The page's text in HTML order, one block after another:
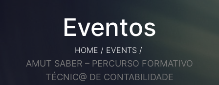
HOME / EVENTS /
AMUT SABER – PERCURSO FORMATIVO
TÉCNIC@ DE CONTABILIDADE